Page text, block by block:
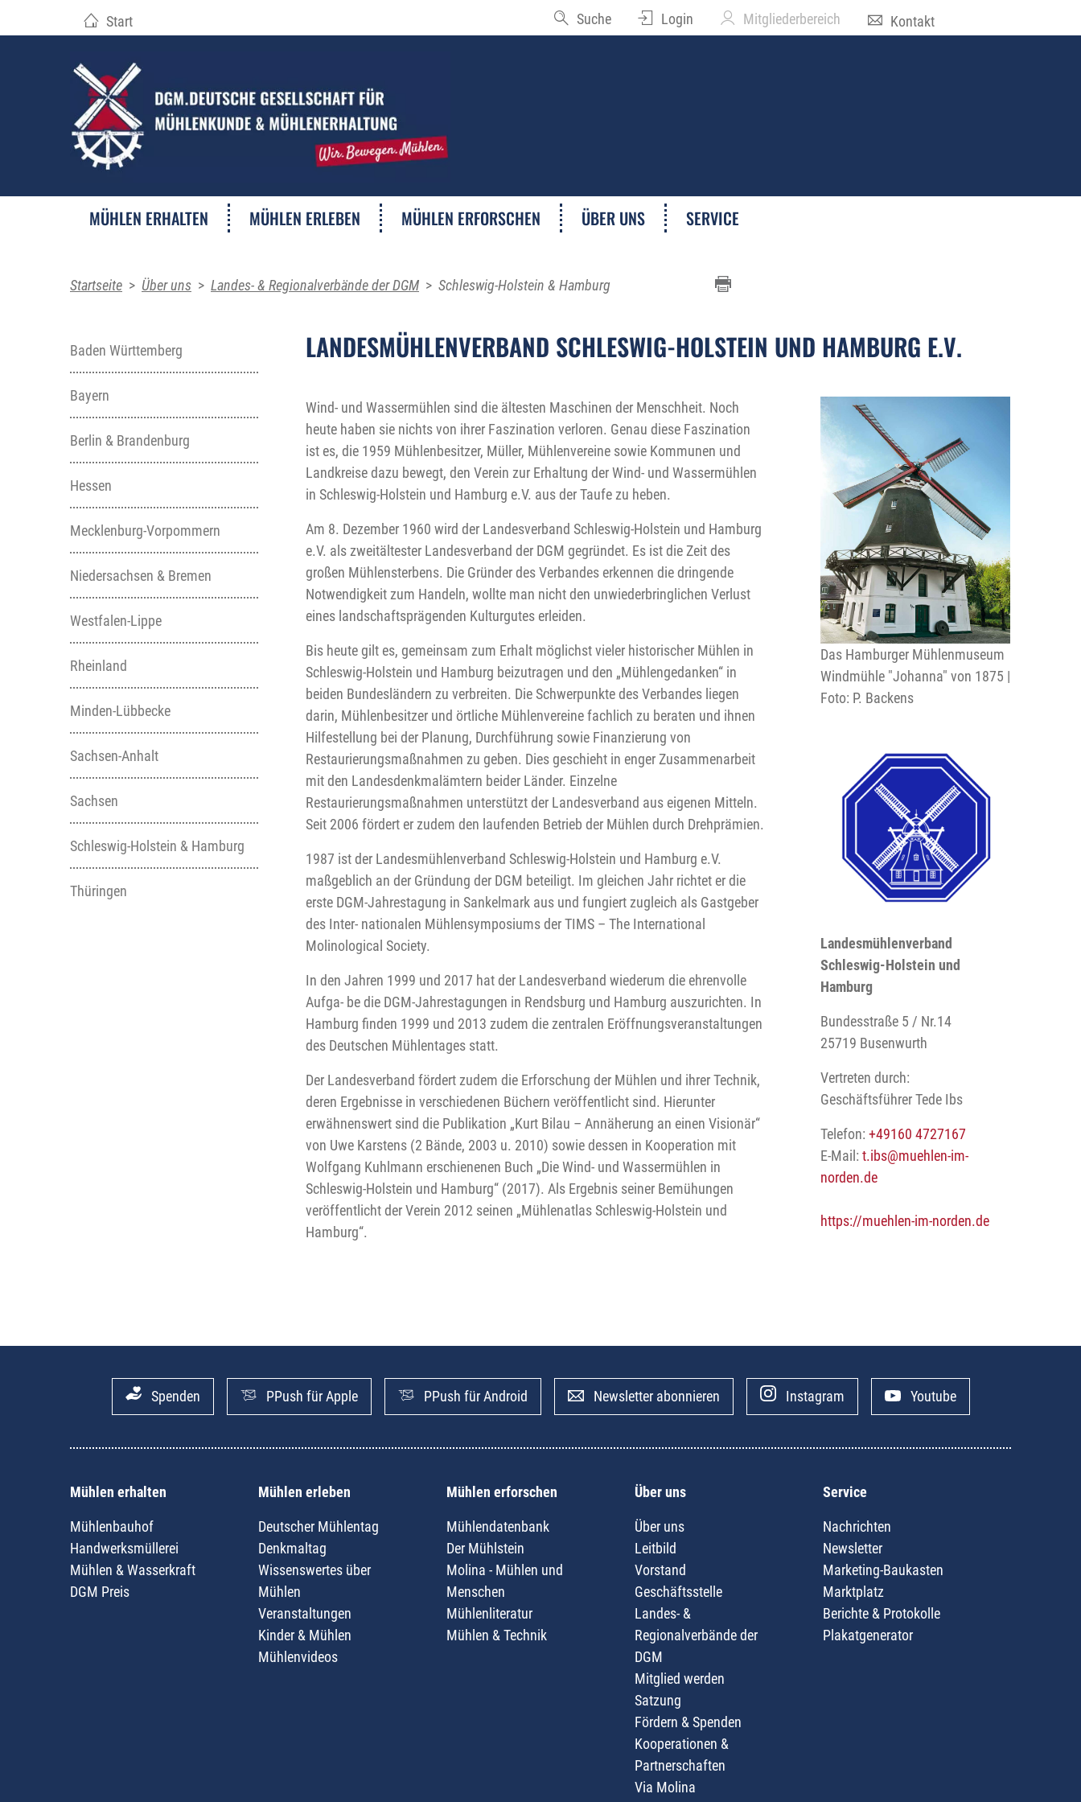
Start Suche Login Mitgliederbereich Kontakt
MÜHLEN ERHALTEN MÜHLEN ERLEBEN MÜHLEN ERFORSCHEN ÜBER UNS SERVICE
Startseite > Über uns > Landes- & Regionalverbände der DGM > Schleswig-Holstein & Hamburg
Baden Württemberg
Bayern
Berlin & Brandenburg
Hessen
Mecklenburg-Vorpommern
Niedersachsen & Bremen
Westfalen-Lippe
Rheinland
Minden-Lübbecke
Sachsen-Anhalt
Sachsen
Schleswig-Holstein & Hamburg
Thüringen
LANDESMÜHLENVERBAND SCHLESWIG-HOLSTEIN UND HAMBURG E.V.
Wind- und Wassermühlen sind die ältesten Maschinen der Menschheit. Noch
heute haben sie nichts von ihrer Faszination verloren. Genau diese Faszination
ist es, die 1959 Mühlenbesitzer, Müller, Mühlenvereine sowie Kommunen und
Landkreise dazu bewegt, den Verein zur Erhaltung der Wind- und Wassermühlen
in Schleswig-Holstein und Hamburg e.V. aus der Taufe zu heben.
Am 8. Dezember 1960 wird der Landesverband Schleswig-Holstein und Hamburg
e.V. als zweitältester Landesverband der DGM gegründet. Es ist die Zeit des
großen Mühlensterbens. Die Gründer des Verbandes erkennen die dringende
Notwendigkeit zum Handeln, wollte man nicht den unwiederbringlichen Verlust
eines landschaftsprägenden Kulturgutes erleiden.
Bis heute gilt es, gemeinsam zum Erhalt möglichst vieler historischer Mühlen in
Schleswig-Holstein und Hamburg beizutragen und den „Mühlengedanken“ in
beiden Bundesländern zu verbreiten. Die Schwerpunkte des Verbandes liegen
darin, Mühlenbesitzer und örtliche Mühlenvereine fachlich zu beraten und ihnen
Hilfestellung bei der Planung, Durchführung sowie Finanzierung von
Restaurierungsmaßnahmen zu geben. Dies geschieht in enger Zusammenarbeit
mit den Landesdenkmalämtern beider Länder. Einzelne
Restaurierungsmaßnahmen unterstützt der Landesverband aus eigenen Mitteln.
Seit 2006 fördert er zudem den laufenden Betrieb der Mühlen durch Drehprämien.
1987 ist der Landesmühlenverband Schleswig-Holstein und Hamburg e.V.
maßgeblich an der Gründung der DGM beteiligt. Im gleichen Jahr richtet er die
erste DGM-Jahrestagung in Sankelmark aus und fungiert zugleich als Gastgeber
des Inter- nationalen Mühlensymposiums der TIMS – The International
Molinological Society.
In den Jahren 1999 und 2017 hat der Landesverband wiederum die ehrenvolle
Aufga- be die DGM-Jahrestagungen in Rendsburg und Hamburg auszurichten. In
Hamburg finden 1999 und 2013 zudem die zentralen Eröffnungsveranstaltungen
des Deutschen Mühlentages statt.
Der Landesverband fördert zudem die Erforschung der Mühlen und ihrer Technik,
deren Ergebnisse in verschiedenen Büchern veröffentlicht sind. Hierunter
erwähnenswert sind die Publikation „Kurt Bilau – Annäherung an einen Visionär“
von Uwe Karstens (2 Bände, 2003 u. 2010) sowie dessen in Kooperation mit
Wolfgang Kuhlmann erschienenen Buch „Die Wind- und Wassermühlen in
Schleswig-Holstein und Hamburg“ (2017). Als Ergebnis seiner Bemühungen
veröffentlicht der Verein 2012 seinen „Mühlenatlas Schleswig-Holstein und
Hamburg“.
Das Hamburger Mühlenmuseum
Windmühle "Johanna" von 1875 |
Foto: P. Backens
Landesmühlenverband
Schleswig-Holstein und
Hamburg
Bundesstraße 5 / Nr.14
25719 Busenwurth
Vertreten durch:
Geschäftsführer Tede Ibs
Telefon:+49160 4727167
E-Mail:t.ibs@muehlen-im-
norden.de
https://muehlen-im-norden.de
Spenden PPush für Apple PPush für Android Newsletter abonnieren Instagram Youtube
Mühlen erhalten
Mühlenbauhof
Handwerksmüllerei
Mühlen & Wasserkraft
DGM Preis
Mühlen erleben
Deutscher Mühlentag
Denkmaltag
Wissenswertes über
Mühlen
Veranstaltungen
Kinder & Mühlen
Mühlenvideos
Mühlen erforschen
Mühlendatenbank
Der Mühlstein
Molina - Mühlen und
Menschen
Mühlenliteratur
Mühlen & Technik
Über uns
Über uns
Leitbild
Vorstand
Geschäftsstelle
Landes- &
Regionalverbände der
DGM
Mitglied werden
Satzung
Fördern & Spenden
Kooperationen &
Partnerschaften
Via Molina
Service
Nachrichten
Newsletter
Marketing-Baukasten
Marktplatz
Berichte & Protokolle
Plakatgenerator